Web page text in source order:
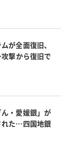
が全面復旧、
撃から復旧で
・愛媛銀」が
れた…四国地銀